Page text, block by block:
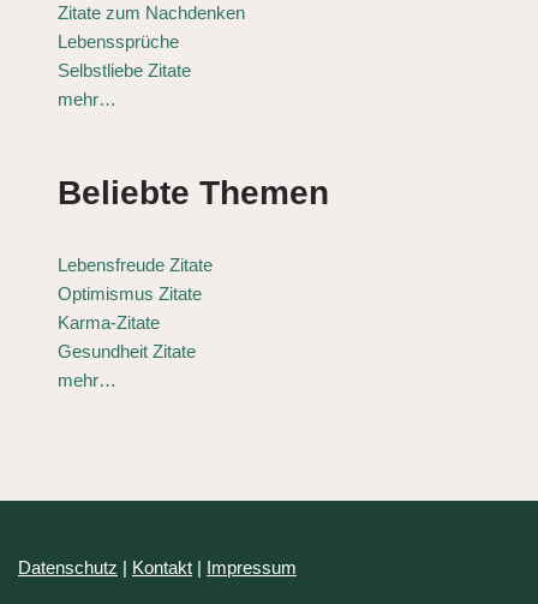
Zitate zum Nachdenken
Lebenssprüche
Selbstliebe Zitate
mehr…
Beliebte Themen
Lebensfreude Zitate
Optimismus Zitate
Karma-Zitate
Gesundheit Zitate
mehr…
Datenschutz | Kontakt | Impressum